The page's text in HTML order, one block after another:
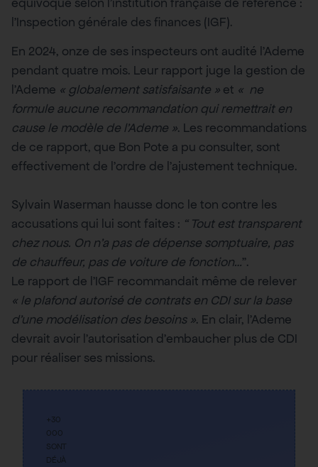
l’Inspection générale des finances (IGF).
En 2024, onze de ses inspecteurs ont audité l’Ademe
pendant quatre mois. Leur rapport juge la gestion de
l’Ademe « globalement satisfaisante » et « ne
formule aucune recommandation qui remettrait en
cause le modèle de l’Ademe ». Les recommandations
de ce rapport, que Bon Pote a pu consulter, sont
effectivement de l’ordre de l’ajustement technique.
Sylvain Waserman hausse donc le ton contre les
accusations qui lui sont faites : “ Tout est transparent
chez nous. On n’a pas de dépense somptuaire, pas
de chauffeur, pas de voiture de fonction…”.
Le rapport de l’IGF recommandait même de relever
« le plafond autorisé de contrats en CDI sur la base
d’une modélisation des besoins ». En clair, l’Ademe
devrait avoir l’autorisation d’embaucher plus de CDI
pour réaliser ses missions.
+30
000
SONT
DÉJÀ